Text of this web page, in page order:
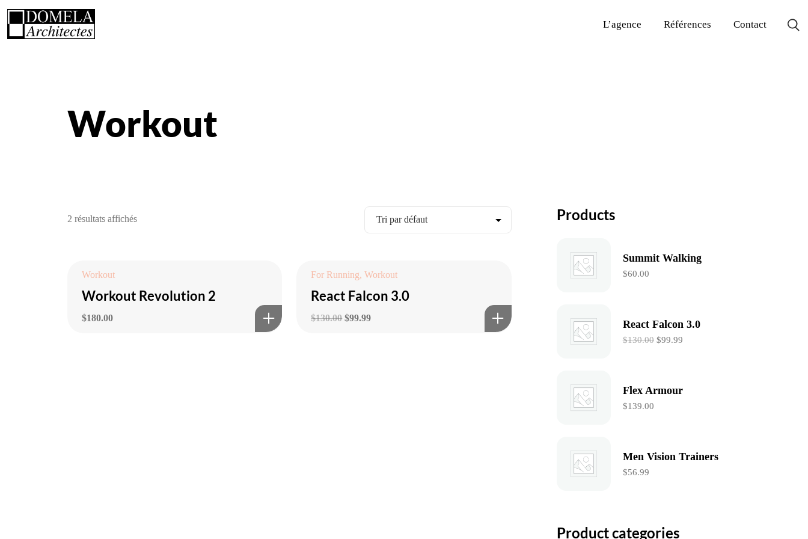
L’agence Références Contact
Workout
2 résultats affichés
Workout
Workout Revolution 2
$180.00
For Running,Workout
React Falcon 3.0
$130.00 Le
$99.99Le
Products
Summit Walking
$60.00
React Falcon 3.0
$130.00 Le
$130.00.
$99.99Le
Flex Armour
$139.00
Men Vision Trainers
$56.99
Product categories